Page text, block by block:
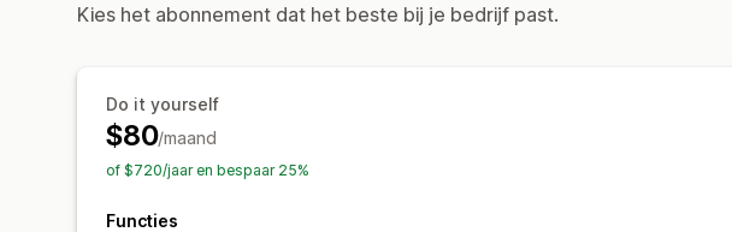
Kies het abonnement dat het beste bij je bedrijf past.
Do it yourself
$80/maand
of $720/jaar en bespaar 25%
Functies